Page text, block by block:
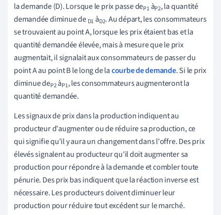
la demande (D). Lorsque le prix passe deP1 àP2, la quantité
demandée diminue de D1 àD2. Au départ, les consommateurs
se trouvaient au point A, lorsque les prix étaient bas et la
quantité demandée élevée, mais à mesure que le prix
augmentait, il signalait aux consommateurs de passer du
point A au point B le long de lacourbe de demande. Si le prix
diminue deP2 àP1, les consommateurs augmenteront la
quantité demandée.
Les signaux de prix dans la production indiquent au
producteur d'augmenter ou de réduire sa production, ce
qui signifie qu'il y aura un changement dans l'offre. Des prix
élevés signalent au producteur qu'il doit augmenter sa
production pour répondre à la demande et combler toute
pénurie. Des prix bas indiquent que la réaction inverse est
nécessaire. Les producteurs doivent diminuer leur
production pour réduire tout excédent sur le marché.